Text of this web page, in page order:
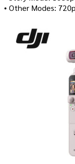
• Other Modes: 720p